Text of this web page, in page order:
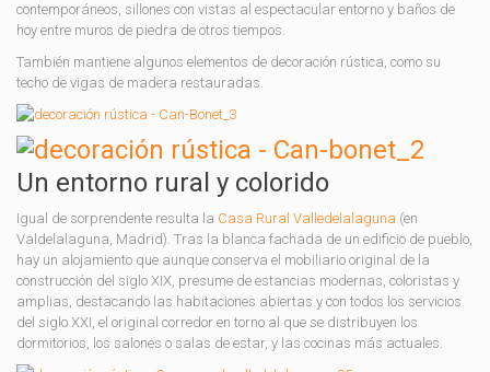
contemporáneos, sillones con vistas al espectacular entorno y baños de
hoy entre muros de piedra de otros tiempos.
También mantiene algunos elementos de decoración rústica, como su
techo de vigas de madera restauradas.
Un entorno rural y colorido
Igual de sorprendente resulta la Casa Rural Valledelalaguna (en
Valdelalaguna, Madrid). Tras la blanca fachada de un edificio de pueblo,
hay un alojamiento que aunque conserva el mobiliario original de la
construcción del siglo XIX, presume de estancias modernas, coloristas y
amplias, destacando las habitaciones abiertas y con todos los servicios
del siglo XXI, el original corredor en torno al que se distribuyen los
dormitorios, los salones o salas de estar, y las cocinas más actuales.